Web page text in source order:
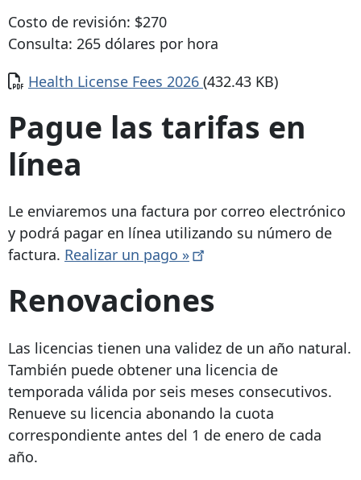
Costo de revisión: $270
Consulta: 265 dólares por hora
Documento
Health License Fees 2026 (432.43 KB)
Pague las tarifas en
línea
Le enviaremos una factura por correo electrónico
y podrá pagar en línea utilizando su número de
factura. Realizar un pago »
Renovaciones
Las licencias tienen una validez de un año natural.
También puede obtener una licencia de
temporada válida por seis meses consecutivos.
Renueve su licencia abonando la cuota
correspondiente antes del 1 de enero de cada
año.